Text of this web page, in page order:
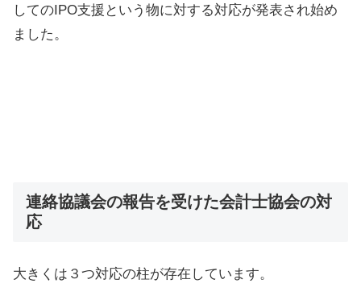
してのIPO支援という物に対する対応が発表され始め
ました。
連絡協議会の報告を受けた会計士協会の対
応
大きくは３つ対応の柱が存在しています。